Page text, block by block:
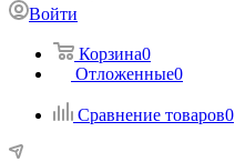
Войти
Корзина0
Отложенные0
Сравнение товаров0